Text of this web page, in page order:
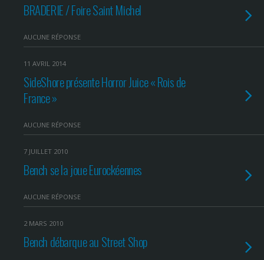
BRADERIE / Foire Saint Michel
AUCUNE RÉPONSE
11 AVRIL 2014
SideShore présente Horror Juice « Rois de
France »
AUCUNE RÉPONSE
7 JUILLET 2010
Bench se la joue Eurockéennes
AUCUNE RÉPONSE
2 MARS 2010
Bench débarque au Street Shop